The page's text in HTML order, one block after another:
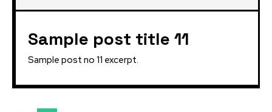
Sample post title 11
Sample post no 11 excerpt.